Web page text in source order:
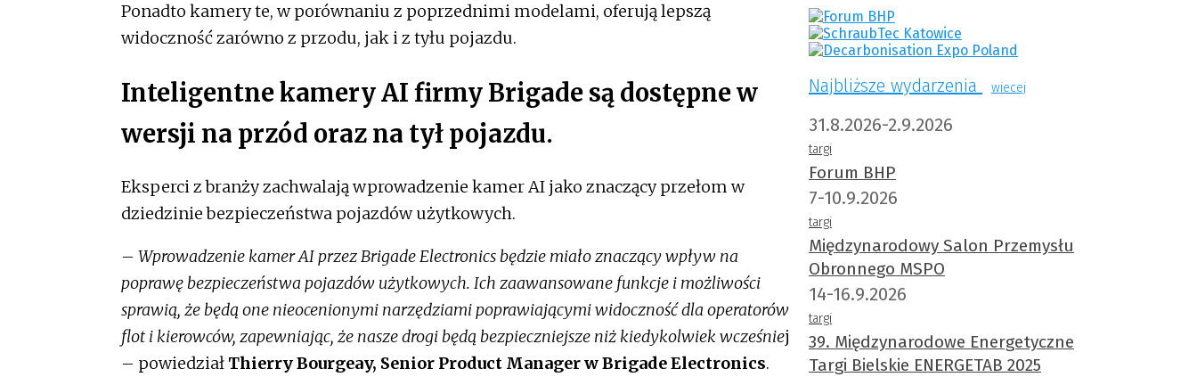
Ponadto kamery te, w porównaniu z poprzednimi modelami, oferują lepszą
widoczność zarówno z przodu, jak i z tyłu pojazdu.
Inteligentne kamery AI firmy Brigade są dostępne w
wersji na przód oraz na tył pojazdu.
Eksperci z branży zachwalają wprowadzenie kamer AI jako znaczący przełom w
dziedzinie bezpieczeństwa pojazdów użytkowych.
– Wprowadzenie kamer AI przez Brigade Electronics będzie miało znaczący wpływ na
poprawę bezpieczeństwa pojazdów użytkowych. Ich zaawansowane funkcje i możliwości
sprawią, że będą one nieocenionymi narzędziami poprawiającymi widoczność dla operatorów
flot i kierowców, zapewniając, że nasze drogi będą bezpieczniejsze niż kiedykolwiek wcześniej
– powiedział Thierry Bourgeay, Senior Product Manager w Brigade Electronics.
Najbliższe wydarzenia wiecej
31.8.2026-2.9.2026
targi
Forum BHP
7-10.9.2026
targi
Międzynarodowy Salon Przemysłu
Obronnego MSPO
14-16.9.2026
targi
39. Międzynarodowe Energetyczne
Targi Bielskie ENERGETAB 2025